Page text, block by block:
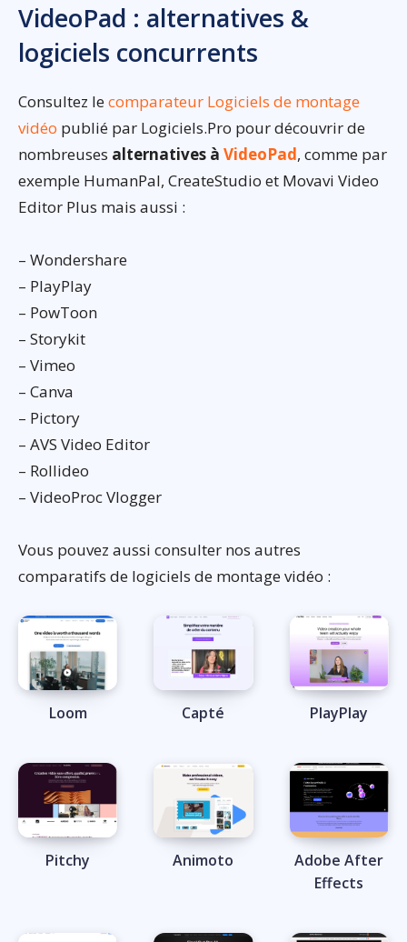
VideoPad : alternatives &
logiciels concurrents
Consultez lecomparateur Logiciels de montage
vidéo publié par Logiciels.Pro pour découvrir de
nombreuses alternatives à VideoPad, comme par
exemple HumanPal, CreateStudio et Movavi Video
Editor Plus mais aussi :
– Wondershare
– PlayPlay
– PowToon
– Storykit
– Vimeo
– Canva
– Pictory
– AVS Video Editor
– Rollideo
– VideoProc Vlogger
Vous pouvez aussi consulter nos autres
comparatifs de logiciels de montage vidéo :
Loom Capté PlayPlay
Pitchy Animoto
Adobe After
Effects